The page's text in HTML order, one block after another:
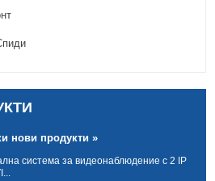
нови продукти »
система за видеонаблюдение с 2 IP